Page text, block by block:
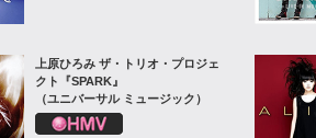
上原ひろみ ザ・トリオ・プロジェ
クト『SPARK』
（ユニバーサル ミュージック）